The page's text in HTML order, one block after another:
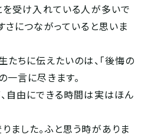
を受け入れている人が多いで
さにつながっていると思いま
たちに伝えたいのは、「後悔の
一言に尽きます。
自由にできる時間は実はほん
ました。ふと思う時がありま